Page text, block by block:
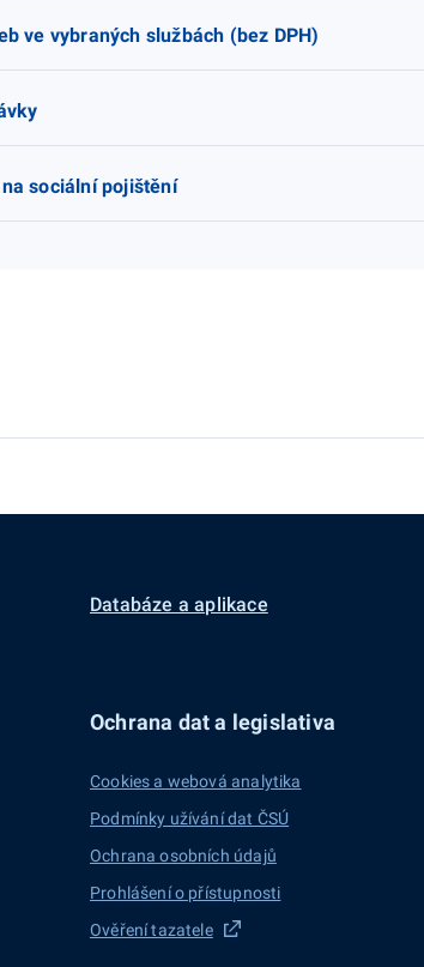
ve vybraných službách (bez DPH)
sociální pojištění
Databáze a aplikace
Ochrana dat a legislativa
Cookies a webová analytika
Podmínky užívání dat ČSÚ
Ochrana osobních údajů
Prohlášení o přístupnosti
Ověření tazatele